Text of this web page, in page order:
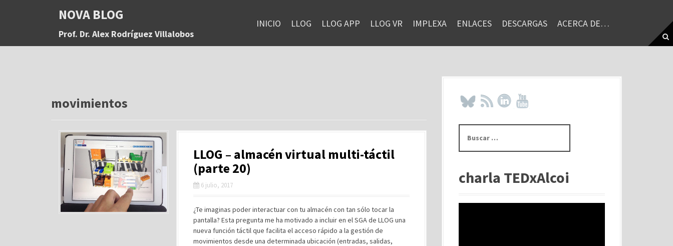
a
NOVA BLOG
Prof. Dr. Alex Rodríguez Villalobos
INICIO LLOG LLOG APP LLOG VR IMPLEXA ENLACES DESCARGAS ACERCA DE…
movimientos
LLOG – almacén virtual multi-táctil
(parte 20)
6 julio, 2017
¿Te imaginas poder interactuar con tu almacén con tan sólo tocar la
pantalla? Esta pregunta me ha motivado a incluir en el SGA de LLOG una
nueva función táctil que facilita el acceso rápido a la gestión de
movimientos desde una determinada ubicación (entradas, salidas,
s
rcharla TEDxAlcoi